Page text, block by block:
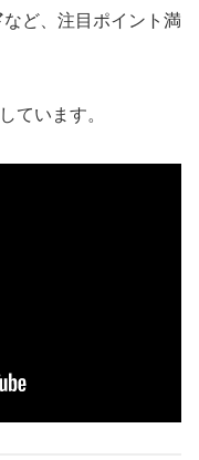
など、注目ポイント満
ています。